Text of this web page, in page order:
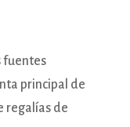
fuentes
principal de
regalías de